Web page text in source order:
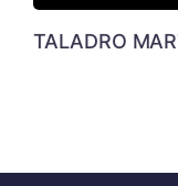
TALADRO